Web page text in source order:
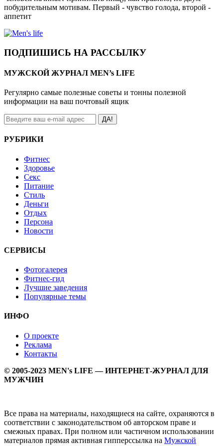
побудительным мотивам. Первый - чувство голода, второй -
аппетит
ПОДПИШИСЬ НА РАССЫЛКУ
МУЖСКОЙ ЖУРНАЛ MEN’s LIFE
Регулярно самые полезные советы и тонны полезной
информации на ваш почтовый ящик
ДА!
РУБРИКИ
Фитнес
Здоровье
Секс
Питание
Стиль
Деньги
Отдых
Персона
Новости
СЕРВИСЫ
Фотогалерея
Фитнес-гид
Лучшие заведения
Популярные темы
ИНФО
О проекте
Реклама
Контакты
© 2005-2023 MEN's LIFE — ИНТЕРНЕТ-ЖУРНАЛ ДЛЯ
МУЖЧИН
Все права на материалы, находящиеся на сайте, охраняются в
соответствии с законодательством об авторском праве и
смежных правах. При полном или частичном использовании
материалов прямая активная гипперссылка на Мужской